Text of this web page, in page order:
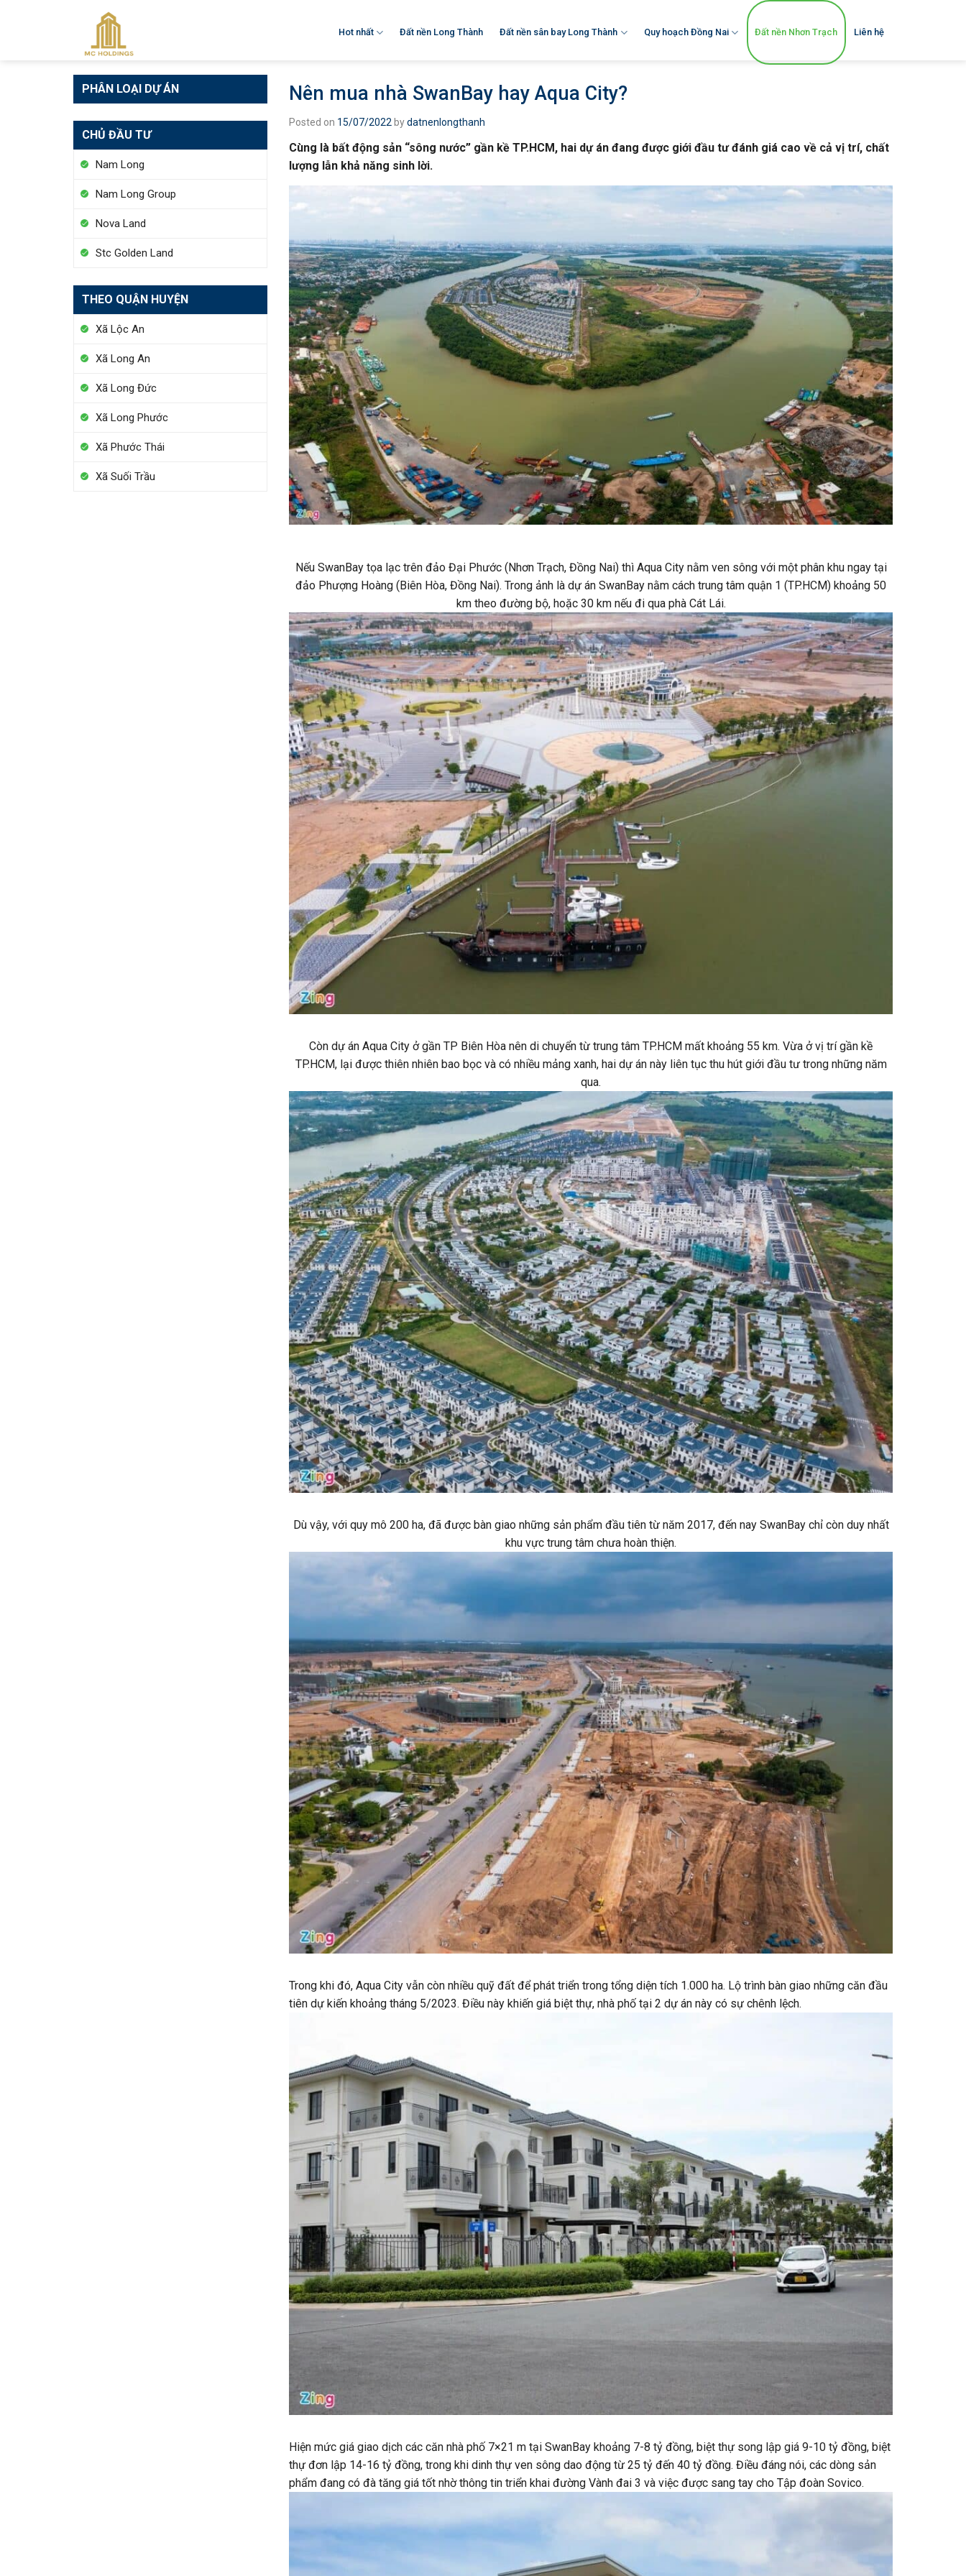
Hot nhất Đất nền Long Thành Đất nền sân bay Long Thành Quy hoạch Đồng Nai Đất nền Nhơn Trạch Liên hệ
PHÂN LOẠI DỰ ÁN
CHỦ ĐẦU TƯ
Nam Long
Nam Long Group
Nova Land
Stc Golden Land
THEO QUẬN HUYỆN
Xã Lộc An
Xã Long An
Xã Long Đức
Xã Long Phước
Xã Phước Thái
Xã Suối Trầu
Nên mua nhà SwanBay hay Aqua City?
Posted on 15/07/2022 bydatnenlongthanh
Cùng là bất động sản “sông nước” gần kề TP.HCM, hai dự án đang được giới đầu tư đánh giá cao về cả vị trí, chất
lượng lẫn khả năng sinh lời.
Nếu SwanBay tọa lạc trên đảo Đại Phước (Nhơn Trạch, Đồng Nai) thì Aqua City nằm ven sông với một phân khu ngay tại
đảo Phượng Hoàng (Biên Hòa, Đồng Nai). Trong ảnh là dự án SwanBay nằm cách trung tâm quận 1 (TP.HCM) khoảng 50
km theo đường bộ, hoặc 30 km nếu đi qua phà Cát Lái.
Còn dự án Aqua City ở gần TP Biên Hòa nên di chuyển từ trung tâm TP.HCM mất khoảng 55 km. Vừa ở vị trí gần kề
TP.HCM, lại được thiên nhiên bao bọc và có nhiều mảng xanh, hai dự án này liên tục thu hút giới đầu tư trong những năm
qua.
Dù vậy, với quy mô 200 ha, đã được bàn giao những sản phẩm đầu tiên từ năm 2017, đến nay SwanBay chỉ còn duy nhất
khu vực trung tâm chưa hoàn thiện.
Trong khi đó, Aqua City vẫn còn nhiều quỹ đất để phát triển trong tổng diện tích 1.000 ha. Lộ trình bàn giao những căn đầu
tiên dự kiến khoảng tháng 5/2023. Điều này khiến giá biệt thự, nhà phố tại 2 dự án này có sự chênh lệch.
Hiện mức giá giao dịch các căn nhà phố 7×21 m tại SwanBay khoảng 7-8 tỷ đồng, biệt thự song lập giá 9-10 tỷ đồng, biệt
thự đơn lập 14-16 tỷ đồng, trong khi dinh thự ven sông dao động từ 25 tỷ đến 40 tỷ đồng. Điều đáng nói, các dòng sản
phẩm đang có đà tăng giá tốt nhờ thông tin triển khai đường Vành đai 3 và việc được sang tay cho Tập đoàn Sovico.